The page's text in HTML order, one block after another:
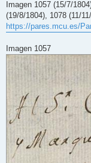
Imagen 1057 (15/7/
(19/8/1804), 1078 (11/
https://pares.mcu.es/
Imagen 1057